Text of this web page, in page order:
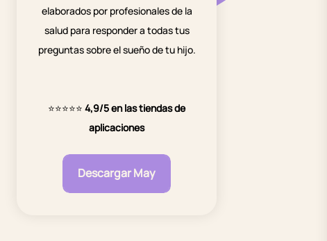
elaborados por profesionales de la
salud para responder a todas tus
preguntas sobre el sueño de tu hijo.
⭐⭐⭐⭐⭐ 4,9/5 en las tiendas de
aplicaciones
Descargar May